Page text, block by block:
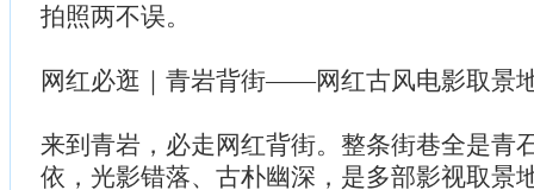
拍照两不误。
网红必逛｜青岩背街——网红古风电影取景
来到青岩，必走网红背街。整条街巷全是青
依，光影错落、古朴幽深，是多部影视取景